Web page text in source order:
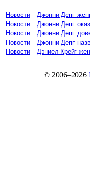
Новости
Джонни Депп
Новости
Джонни Депп
Новости
Джонни Депп
Новости
Джонни Депп
Новости
Дэниел Крейг
© 2006–2026